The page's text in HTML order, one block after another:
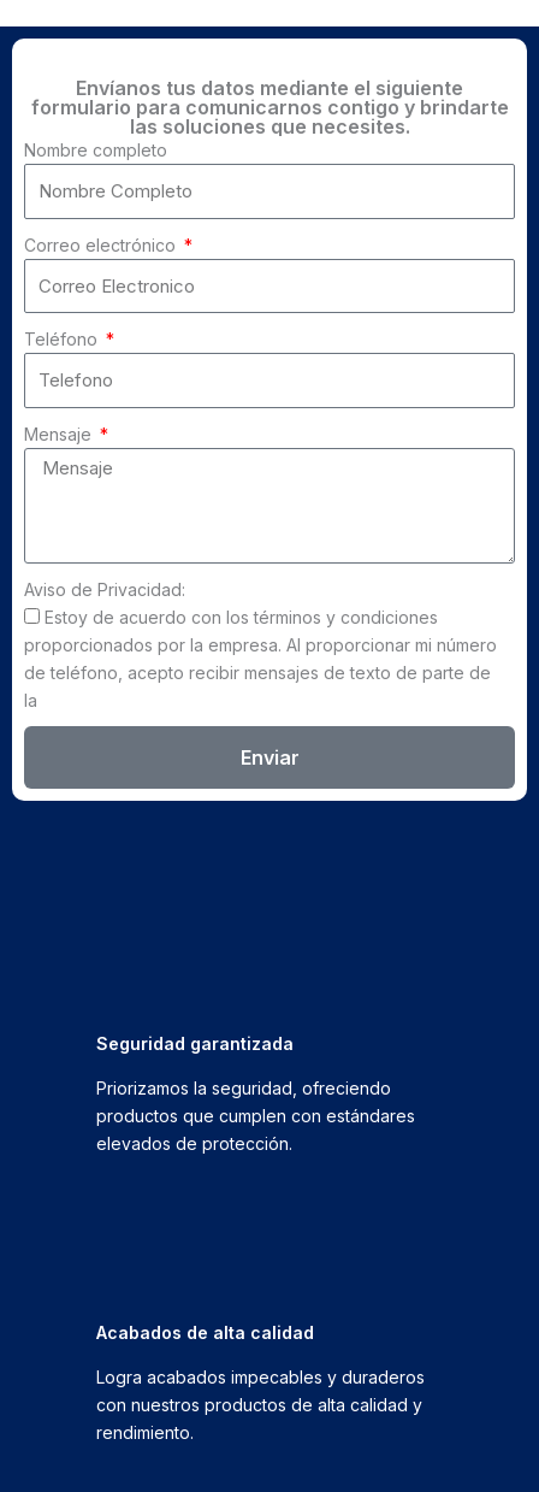
Envíanos tus datos mediante el siguiente
formulario para comunicarnos contigo y brindarte
las soluciones que necesites.
Nombre completo
Correo electrónico
Teléfono
Mensaje
Aviso de Privacidad:
Estoy de acuerdo con los términos y condiciones
proporcionados por la empresa. Al proporcionar mi número
de teléfono, acepto recibir mensajes de texto de parte de
la
Enviar
Seguridad garantizada
Priorizamos la seguridad, ofreciendo
productos que cumplen con estándares
elevados de protección.
Acabados de alta calidad
Logra acabados impecables y duraderos
con nuestros productos de alta calidad y
rendimiento.